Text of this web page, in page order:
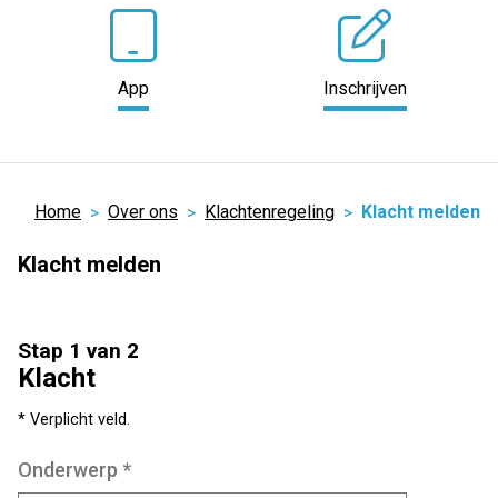
App Inschrijven
Home Over ons Klachtenregeling Klacht melden
Klacht melden
Stap 1 van 2
Klacht
* Verplicht veld.
Onderwerp *